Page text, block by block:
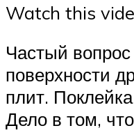
Watch this
Частый вопрос
поверхности
плит.
Дело в том,